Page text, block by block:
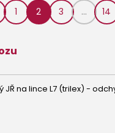
1 2 3 ... 14
JŘ na lince L7 (trilex) -